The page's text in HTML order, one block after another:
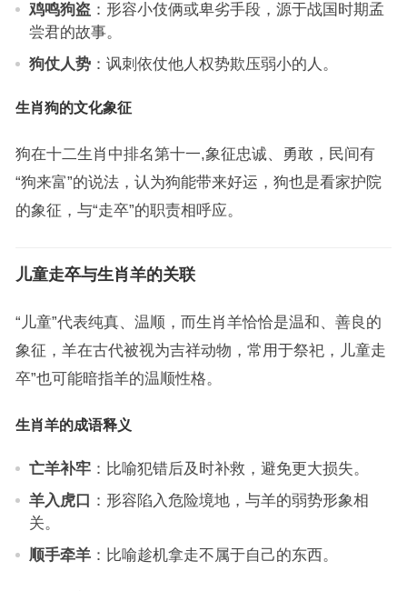
鸡鸣狗盗：形容小伎俩或卑劣手段，源于战国时期孟
尝君的故事。
狗仗人势：讽刺依仗他人权势欺压弱小的人。
生肖狗的文化象征
狗在十二生肖中排名第十一,象征忠诚、勇敢，民间有
“狗来富”的说法，认为狗能带来好运，狗也是看家护院
的象征，与“走卒”的职责相呼应。
儿童走卒与生肖羊的关联
“儿童”代表纯真、温顺，而生肖羊恰恰是温和、善良的
象征，羊在古代被视为吉祥动物，常用于祭祀，儿童走
卒”也可能暗指羊的温顺性格。
生肖羊的成语释义
亡羊补牢：比喻犯错后及时补救，避免更大损失。
羊入虎口 ：形容陷入危险境地，与羊的弱势形象相
关。
顺手牵羊：比喻趁机拿走不属于自己的东西。